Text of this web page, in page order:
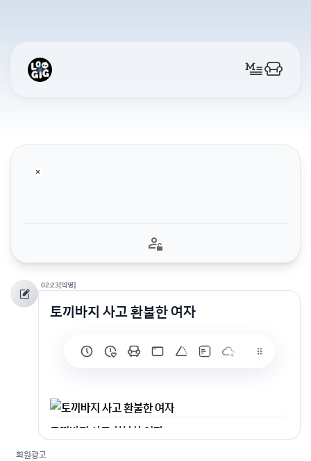
02:23[익명]
토끼바지 사고 환불한 여자
토끼바지 사고 환불한 여자
회원광고